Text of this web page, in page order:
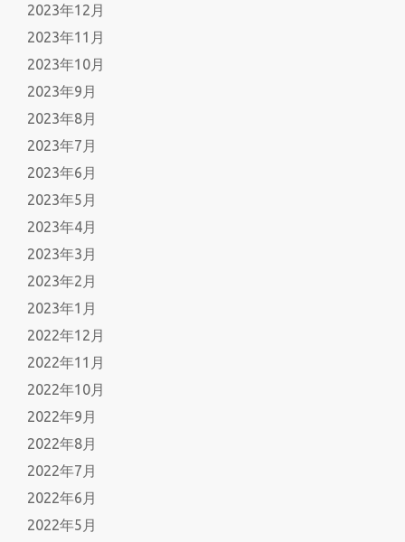
2023年12月
2023年11月
2023年10月
2023年9月
2023年8月
2023年7月
2023年6月
2023年5月
2023年4月
2023年3月
2023年2月
2023年1月
2022年12月
2022年11月
2022年10月
2022年9月
2022年8月
2022年7月
2022年6月
2022年5月